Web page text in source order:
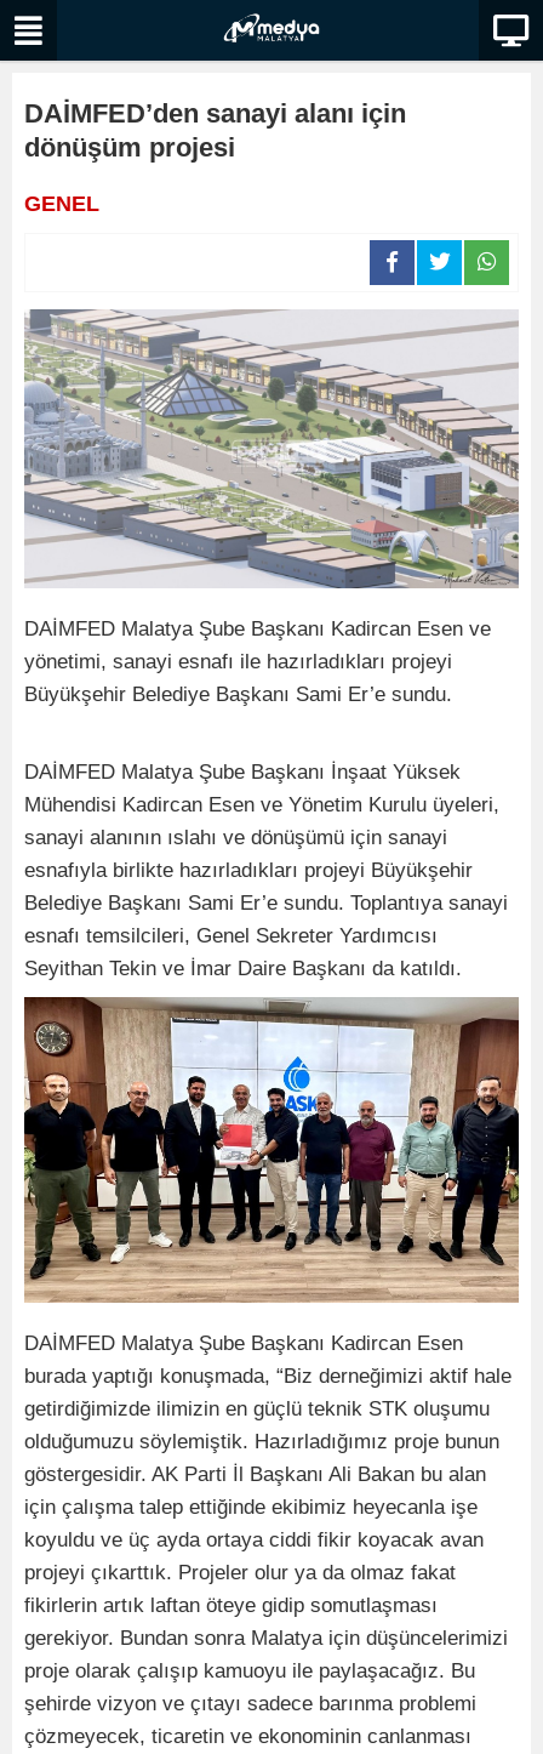
DAİMFED’den sanayi alanı için
dönüşüm projesi
GENEL
DAİMFED Malatya Şube Başkanı Kadircan Esen ve
yönetimi, sanayi esnafı ile hazırladıkları projeyi
Büyükşehir Belediye Başkanı Sami Er’e sundu.
DAİMFED Malatya Şube Başkanı İnşaat Yüksek
Mühendisi Kadircan Esen ve Yönetim Kurulu üyeleri,
sanayi alanının ıslahı ve dönüşümü için sanayi
esnafıyla birlikte hazırladıkları projeyi Büyükşehir
Belediye Başkanı Sami Er’e sundu. Toplantıya sanayi
esnafı temsilcileri, Genel Sekreter Yardımcısı
Seyithan Tekin ve İmar Daire Başkanı da katıldı.
DAİMFED Malatya Şube Başkanı Kadircan Esen
burada yaptığı konuşmada, “Biz derneğimizi aktif hale
getirdiğimizde ilimizin en güçlü teknik STK oluşumu
olduğumuzu söylemiştik. Hazırladığımız proje bunun
göstergesidir. AK Parti İl Başkanı Ali Bakan bu alan
için çalışma talep ettiğinde ekibimiz heyecanla işe
koyuldu ve üç ayda ortaya ciddi fikir koyacak avan
projeyi çıkarttık. Projeler olur ya da olmaz fakat
fikirlerin artık laftan öteye gidip somutlaşması
gerekiyor. Bundan sonra Malatya için düşüncelerimizi
proje olarak çalışıp kamuoyu ile paylaşacağız. Bu
şehirde vizyon ve çıtayı sadece barınma problemi
çözmeyecek, ticaretin ve ekonominin canlanması